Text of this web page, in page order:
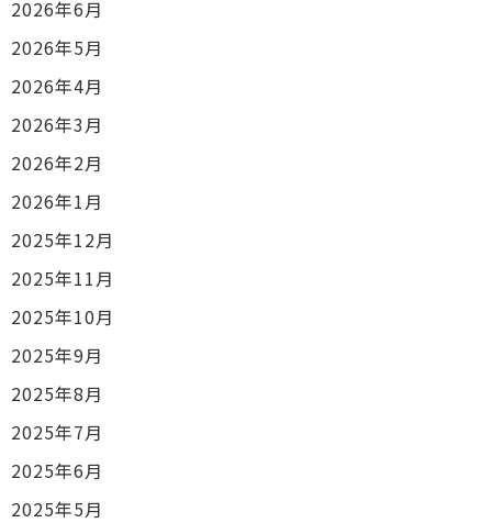
2026年6月
2026年5月
2026年4月
2026年3月
2026年2月
2026年1月
2025年12月
2025年11月
2025年10月
2025年9月
2025年8月
2025年7月
2025年6月
2025年5月